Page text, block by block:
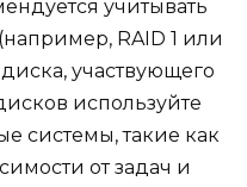
учитывать
RAID 1 или
участвующего
используйте
системы, такие как
от задач и